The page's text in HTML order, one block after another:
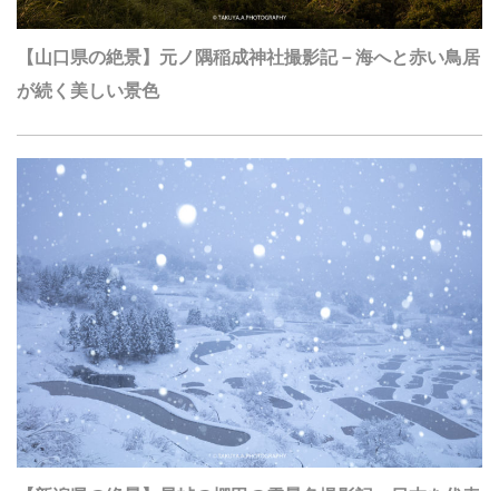
【山口県の絶景】元ノ隅稲成神社撮影記－海へと赤い鳥居
が続く美しい景色